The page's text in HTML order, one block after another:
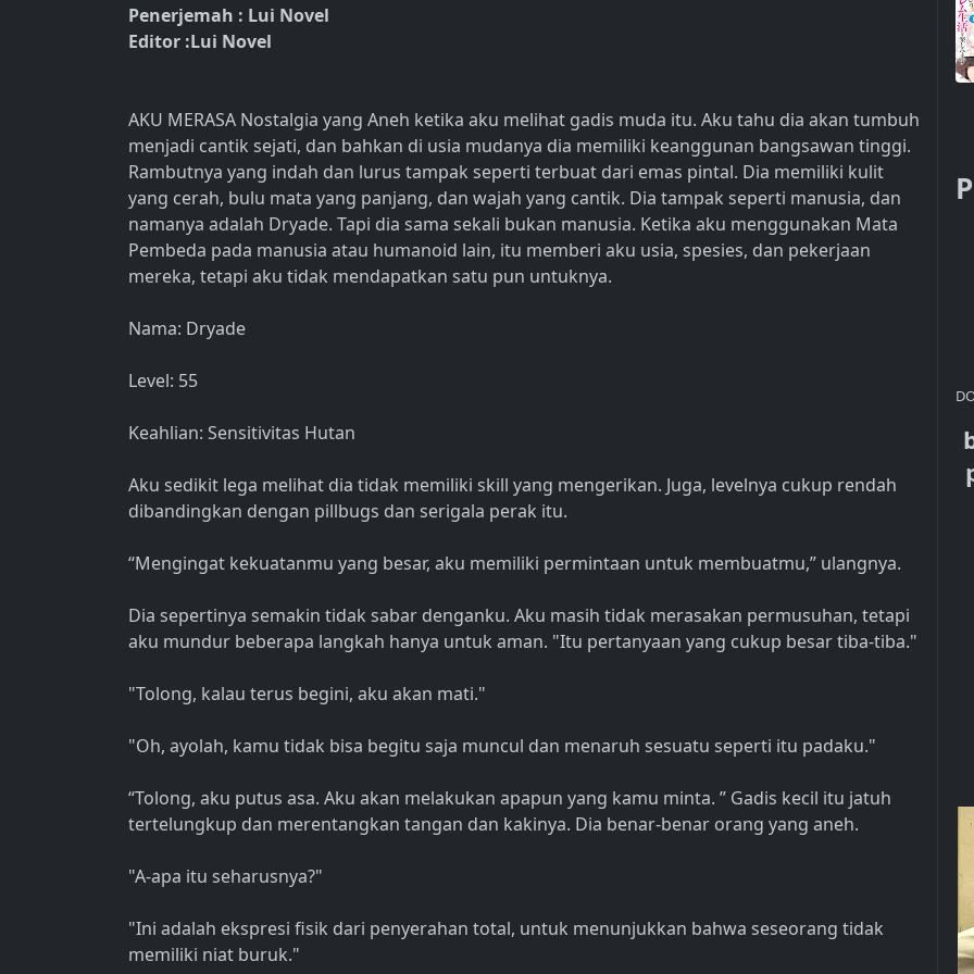
Penerjemah : Lui Novel
Editor :Lui Novel
AKU MERASA Nostalgia yang Aneh ketika aku melihat gadis muda itu. Aku tahu dia akan tumbuh
menjadi cantik sejati, dan bahkan di usia mudanya dia memiliki keanggunan bangsawan tinggi.
Rambutnya yang indah dan lurus tampak seperti terbuat dari emas pintal. Dia memiliki kulit
yang cerah, bulu mata yang panjang, dan wajah yang cantik. Dia tampak seperti manusia, dan
namanya adalah Dryade. Tapi dia sama sekali bukan manusia. Ketika aku menggunakan Mata
Pembeda pada manusia atau humanoid lain, itu memberi aku usia, spesies, dan pekerjaan
mereka, tetapi aku tidak mendapatkan satu pun untuknya.
Nama: Dryade
Level: 55
Keahlian: Sensitivitas Hutan
Aku sedikit lega melihat dia tidak memiliki skill yang mengerikan. Juga, levelnya cukup rendah
dibandingkan dengan pillbugs dan serigala perak itu.
“Mengingat kekuatanmu yang besar, aku memiliki permintaan untuk membuatmu,” ulangnya.
Dia sepertinya semakin tidak sabar denganku. Aku masih tidak merasakan permusuhan, tetapi
aku mundur beberapa langkah hanya untuk aman. "Itu pertanyaan yang cukup besar tiba-tiba."
"Tolong, kalau terus begini, aku akan mati."
"Oh, ayolah, kamu tidak bisa begitu saja muncul dan menaruh sesuatu seperti itu padaku."
“Tolong, aku putus asa. Aku akan melakukan apapun yang kamu minta. ” Gadis kecil itu jatuh
tertelungkup dan merentangkan tangan dan kakinya. Dia benar-benar orang yang aneh.
"A-apa itu seharusnya?"
"Ini adalah ekspresi fisik dari penyerahan total, untuk menunjukkan bahwa seseorang tidak
memiliki niat buruk."